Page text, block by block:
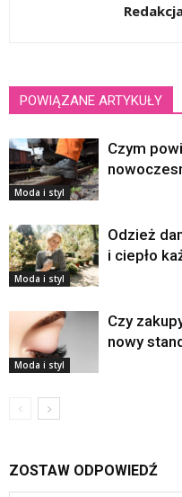
POWIĄZANE ARTYKUŁY
Moda i styl
Czym
Moda i styl
Odzież
i ciepło
Moda i styl
Czy
nowy
ZOSTAW ODPOWIEDŹ